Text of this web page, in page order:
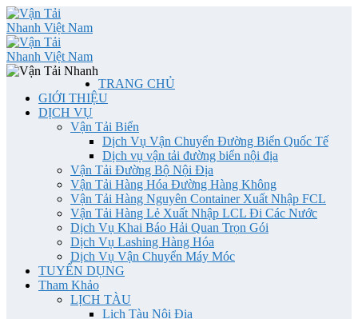
TRANG CHỦ
GIỚI THIỆU
DỊCH VỤ
Vận Tải Biển
Dịch Vụ Vận Chuyển Đường Biển Quốc Tế
Dịch vụ vận tải đường biển nội địa
Vận Tải Đường Bộ Nội Địa
Vận Tải Hàng Hóa Đường Hàng Không
Vận Tải Hàng Nguyên Container Xuất Nhập FCL
Vận Tải Hàng Lẻ Xuất Nhập LCL Đi Các Nước
Dịch Vụ Khai Báo Hải Quan Trọn Gói
Dịch Vụ Lashing Hàng Hóa
Dịch Vụ Vận Chuyển Máy Móc
TUYỂN DỤNG
Tham Khảo
LỊCH TÀU
Lịch Tàu Nội Địa